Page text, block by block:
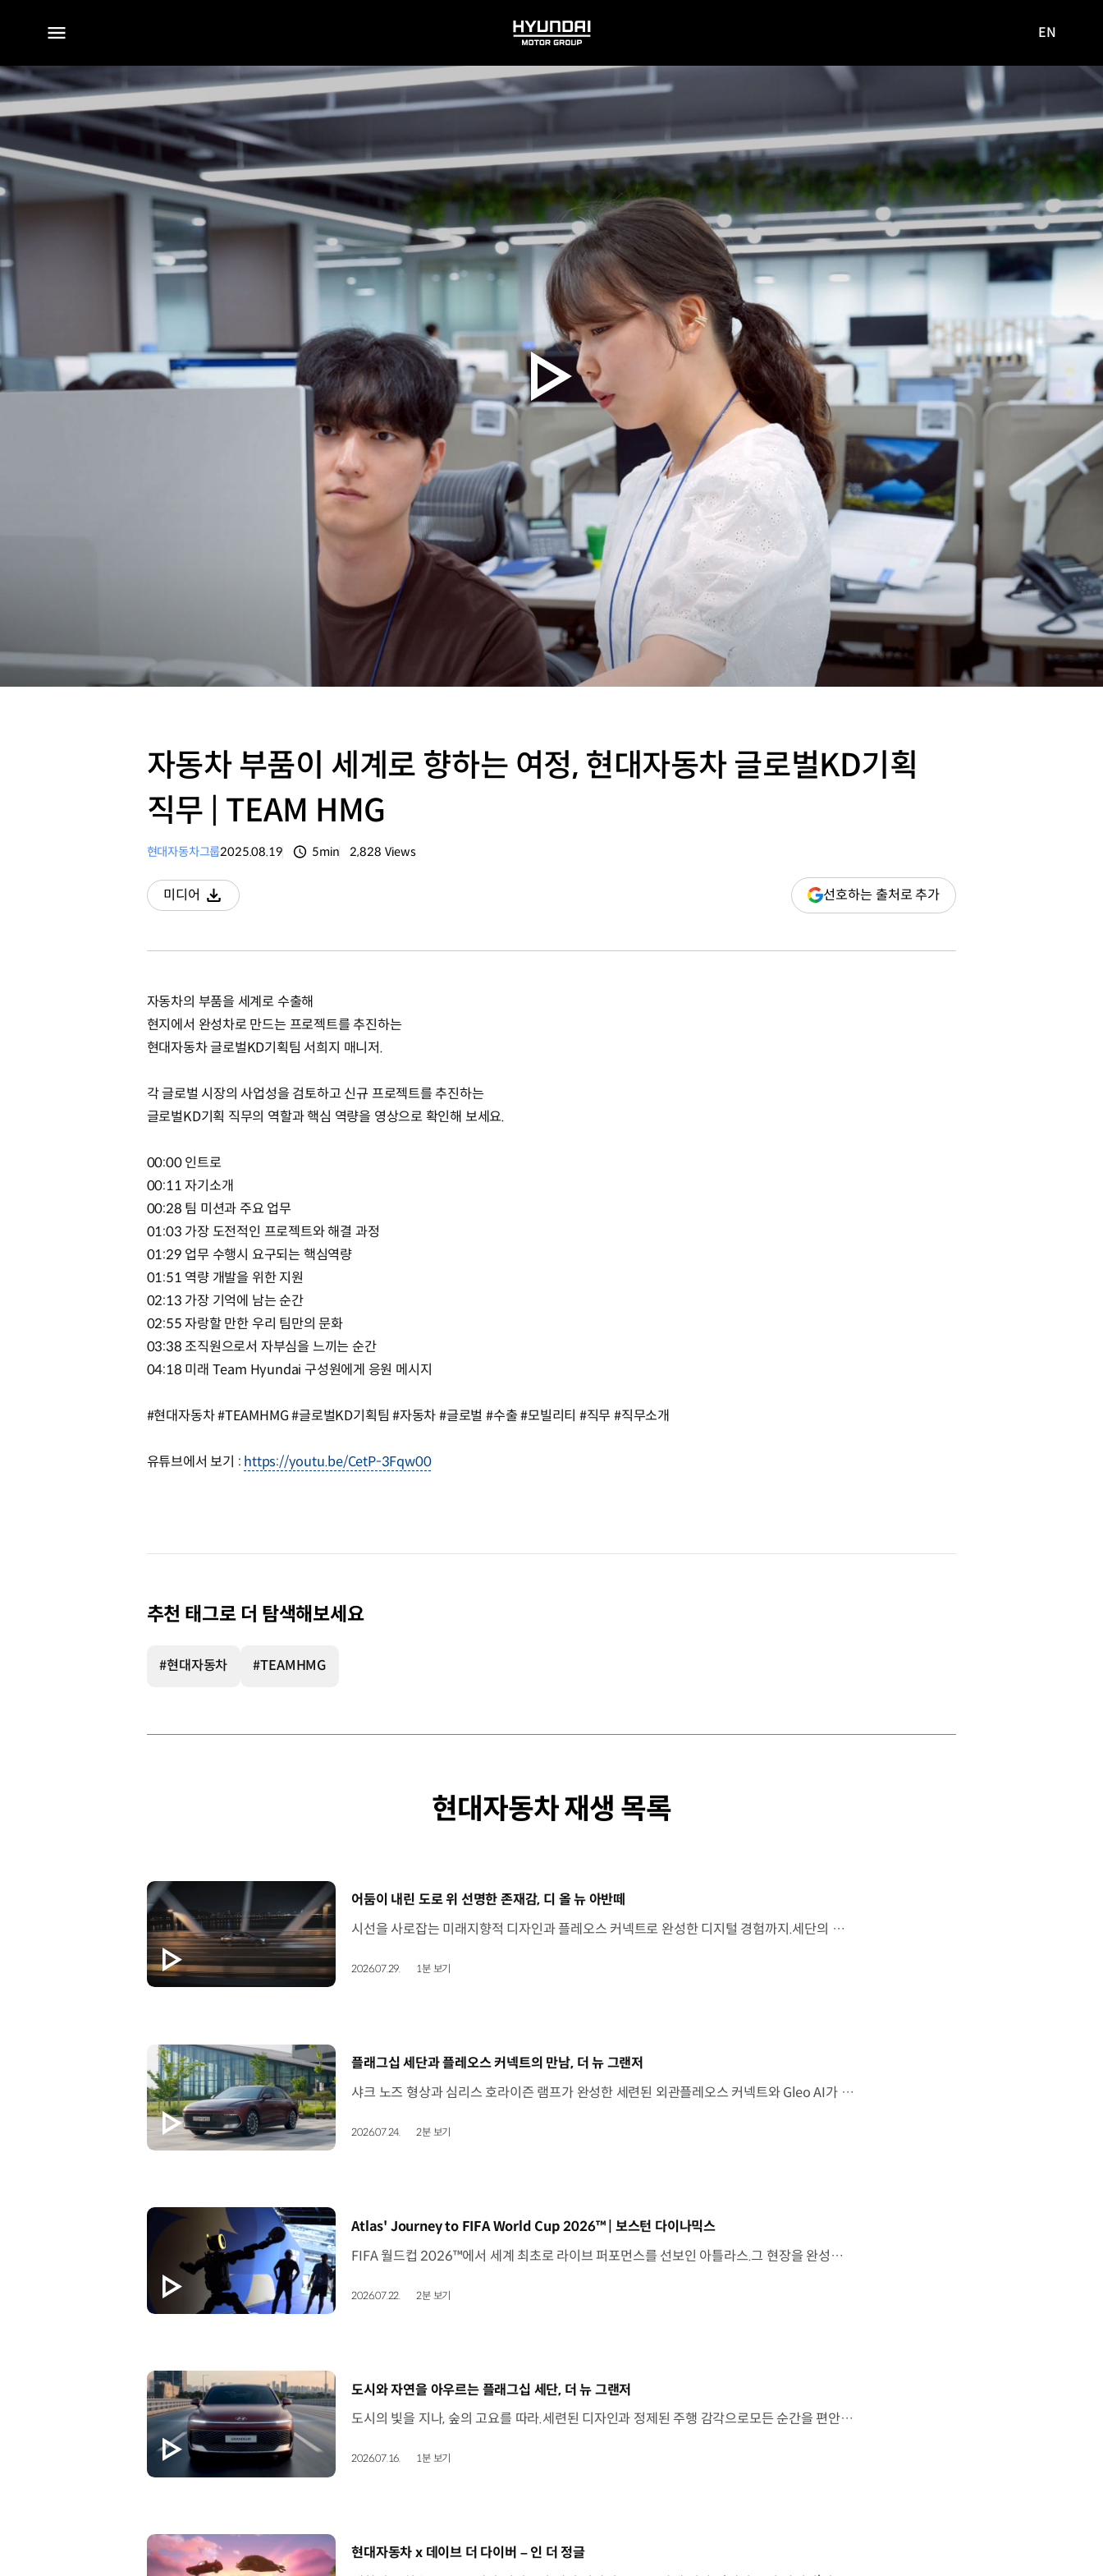
전체
메뉴
HYUNDAI
MOTOR
GROUP
사이트로
EN
자동차 부품이 세계로 향하는 여정, 현대자동차 글로벌KD기획
직무 | TEAM HMG
현대자동차그룹2025.08.19 5min 2,828 Views
미디어
다운로드
선호하는 출처로 추가(새
창
자동차의 부품을 세계로 수출해
현지에서 완성차로 만드는 프로젝트를 추진하는
현대자동차 글로벌KD기획팀 서희지 매니저.
각 글로벌 시장의 사업성을 검토하고 신규 프로젝트를 추진하는
글로벌KD기획 직무의 역할과 핵심 역량을 영상으로 확인해 보세요.
00:00 인트로
00:11 자기소개
00:28 팀 미션과 주요 업무
01:03 가장 도전적인 프로젝트와 해결 과정
01:29 업무 수행시 요구되는 핵심역량
01:51 역량 개발을 위한 지원
02:13 가장 기억에 남는 순간
02:55 자랑할 만한 우리 팀만의 문화
03:38 조직원으로서 자부심을 느끼는 순간
04:18 미래 Team Hyundai 구성원에게 응원 메시지
#현대자동차 #TEAMHMG #글로벌KD기획팀 #자동차 #글로벌 #수출 #모빌리티 #직무 #직무소개
유튜브에서 보기 : https://youtu.be/CetP-3Fqw00
추천 태그로 더 탐색해보세요
#현대자동차 #TEAMHMG
현대자동차 재생 목록
[동영상]
어둠이 내린 도로 위 선명한 존재감, 디 올 뉴 아반떼
시선을 사로잡는 미래지향적 디자인과 플레오스 커넥트로 완성한 디지털 경험까지.세단의 새로운 기준을 제시하는 디 올 뉴 아반떼를 만나보세요. *본 영상은 AI를 활용해 제작했습니다. #현대자동차 #디올뉴아반떼 #아반떼 #플레오스커넥트 #글레오AI 유튜브 쇼츠 보기
2026.07.29. 1분 보기
[동영상]
플래그십 세단과 플레오스 커넥트의 만남, 더 뉴 그랜저
샤크 노즈 형상과 심리스 호라이즌 램프가 완성한 세련된 외관플레오스 커넥트와 Gleo AI가 만드는 스마트한 운전 경험까지. 새롭게 진화한 더 뉴 그랜저를 영상으로 만나보세요. #현대자동차 #더뉴그랜저 #플레오스커넥트 #그랜저 #플래그십세단 #TheNewGrandeur #PleosConnect
2026.07.24. 2분 보기
[동영상]
Atlas' Journey to FIFA World Cup 2026™ | 보스턴 다이나믹스
FIFA 월드컵 2026™에서 세계 최초로 라이브 퍼포먼스를 선보인 아틀라스.그 현장을 완성한 시니어 프로그램 매니저 세스 데이비스(Seth Davis)가 전하는 퍼포먼스의 비하인드 스토리를 만나보세요. 인터뷰 전문 보기 ▶ 자세히 보기 ▶ #현대자동차 #보스턴다이나믹스 #아틀라스 #로보틱스 #BostonDynamics #Atlas #Robotics #NextStartsNow
2026.07.22. 2분 보기
[동영상]
도시와 자연을 아우르는 플래그십 세단, 더 뉴 그랜저
도시의 빛을 지나, 숲의 고요를 따라.세련된 디자인과 정제된 주행 감각으로모든 순간을 편안하게 완성하는 더 뉴 그랜저를 만나보세요. *본 영상은 AI를 활용해 제작했습니다. #현대자동차 #더뉴그랜저 #플래그십세단 #그랜저 #플레오스커넥트
2026.07.16. 1분 보기
[동영상]
현대자동차 x 데이브 더 다이버 – 인 더 정글